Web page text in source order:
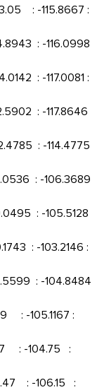
: -115.8667 :
: -116.0998
: -117.0081 :
: -117.8646
: -114.4775
: -106.3689
: -105.5128
: -103.2146 :
: -104.8484
: -105.1167 :
: -104.75 :
: -106.15 :